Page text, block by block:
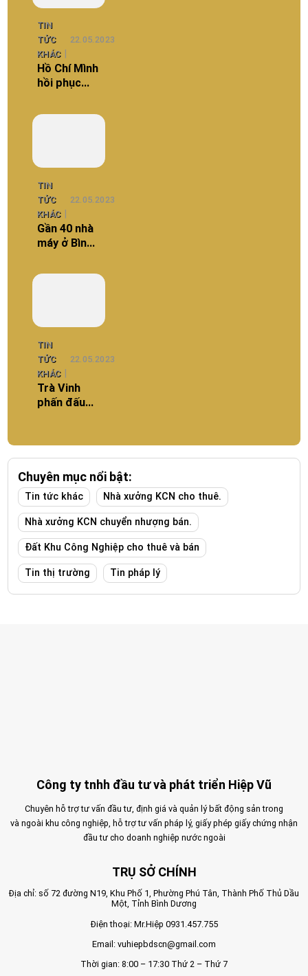
Hồ Chí Mình
hồi phục
trong 9
TIN
TỨC
KHÁC
22.05.2023
Gần 40 nhà
máy ở Bình
muốn tuyển
TIN
TỨC
KHÁC
22.05.2023
Trà Vinh
phấn đấu
tế biển
TIN
TỨC
KHÁC
22.05.2023
Chuyên mục nổi bật:
Tin tức khác Nhà xưởng KCN cho thuê.
Nhà xưởng KCN chuyển nhượng bán.
Đất Khu Công Nghiệp cho thuê và bán
Tin thị trường Tin pháp lý
Công ty tnhh đầu tư và phát triển Hiệp Vũ
Chuyên hỗ trợ tư vấn đầu tư, định giá và quản lý bất động sản trong
và ngoài khu công nghiệp, hỗ trợ tư vấn pháp lý, giấy phép giấy chứng nhận
đầu tư cho doanh nghiệp nước ngoài
TRỤ SỞ CHÍNH
Địa chỉ: số 72 đường N19, Khu Phố 1, Phường Phú Tân, Thành Phố Thủ Dầu
Một, Tỉnh Bình Dương
Điện thoại: Mr.Hiệp 0931.457.755
Email: vuhiepbdscn@gmail.com
Thời gian: 8:00 – 17:30 Thứ 2 – Thứ 7